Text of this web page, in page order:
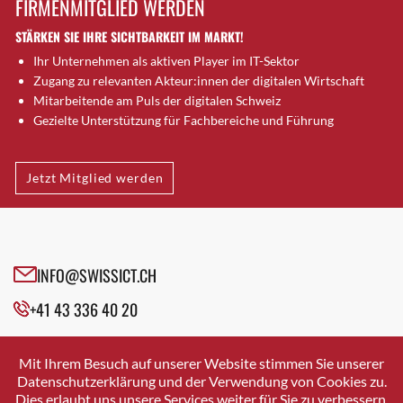
Brütten
Bubendorf
Bubikon
Buchs (SG)
Burgdorf
Bülach
Cazis
Cham
Davos Platz
Davos Platz 1
Dietikon
Dietlikon
FIRMENMITGLIED WERDEN
STÄRKEN SIE IHRE SICHTBARKEIT IM MARKT!
Ihr Unternehmen als aktiven Player im IT-Sektor
Zugang zu relevanten Akteur:innen der digitalen Wirtschaft
Mitarbeitende am Puls der digitalen Schweiz
Gezielte Unterstützung für Fachbereiche und Führung
Jetzt Mitglied werden
INFO@SWISSICT.CH
+41 43 336 40 20
SWISSICT
VULKANSTRASSE 120
8048 ZURICH
Mit Ihrem Besuch auf unserer Website stimmen Sie unserer
Datenschutzerklärung und der Verwendung von Cookies zu.
Dies erlaubt uns unsere Services weiter für Sie zu verbessern.